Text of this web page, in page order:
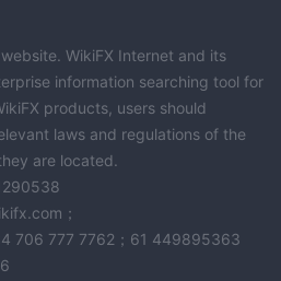
WikiFX Internet and its
information searching tool for
products, users should
laws and regulations of the
are located.
；
706 777 7762；61 449895363